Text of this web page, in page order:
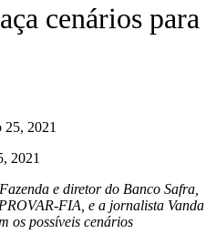
cenários para
25, 2021
2021
e diretor do Banco Safra,
FIA, e a jornalista Vanda
os possíveis cenários